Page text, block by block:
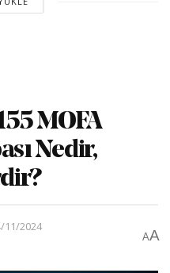
MOFA
Nedir,
11/2024
AA